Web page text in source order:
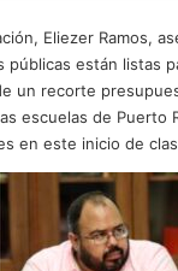
Eliezer Ramos,
públicas están listas
un recorte
escuelas de Puerto
en este inicio de